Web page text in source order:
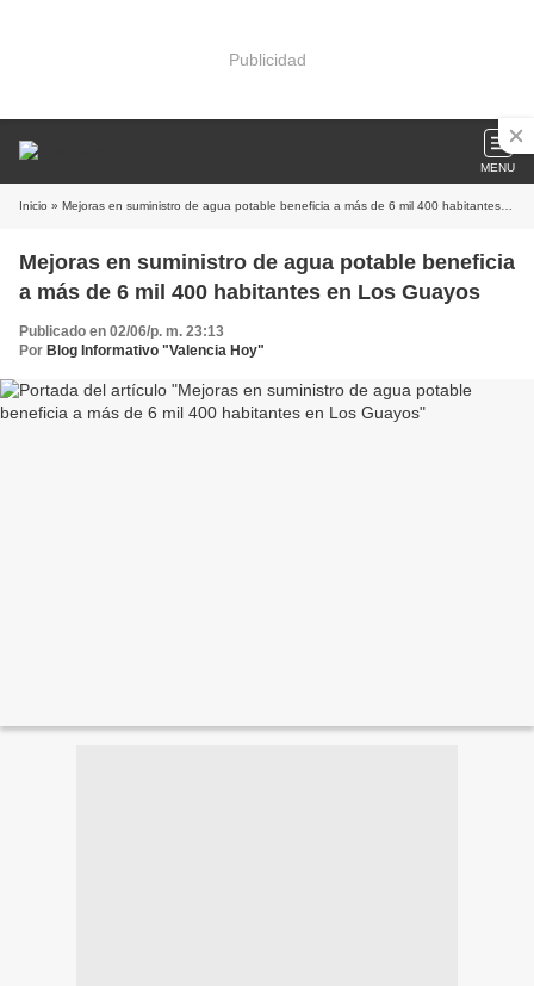
Publicidad
MENU
Inicio » Mejoras en suministro de agua potable beneficia a más de 6 mil 400 habitantes en Los Guayos
Mejoras en suministro de agua potable beneficia
a más de 6 mil 400 habitantes en Los Guayos
Publicado en 02/06/p. m. 23:13
Por Blog Informativo "Valencia Hoy"